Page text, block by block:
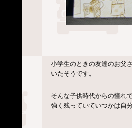
小学生のときの友達のお父
いたそうです。
そんな子供時代からの憧れ
強く残っていていつかは自